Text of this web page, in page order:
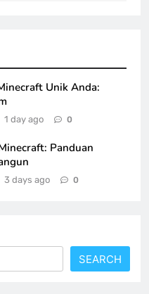
Unik Anda:
1 day ago 0
Panduan
3 days ago 0
SEARCH